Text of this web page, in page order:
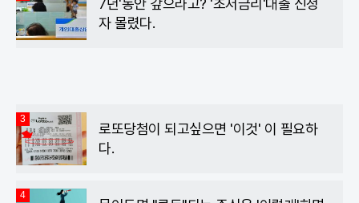
7년'동안 갚으라고? '초저금리'대출 신청
자 몰렸다.
3
로또당첨이 되고싶으면 '이것' 이 필요하
다.
4